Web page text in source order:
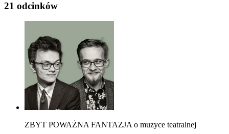
21 odcinków
ZBYT POWAŻNA FANTAZJA o muzyce teatralnej